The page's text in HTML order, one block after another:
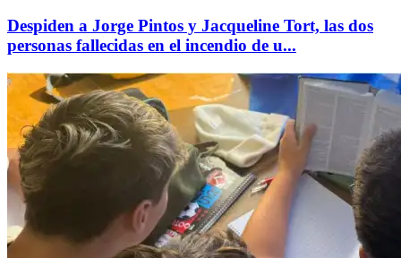
Despiden a Jorge Pintos y Jacqueline Tort, las dos
personas fallecidas en el incendio de u...